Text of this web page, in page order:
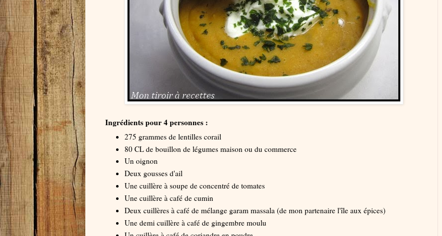
Ingrédients pour 4 personnes :
275 grammes de lentilles corail
80 CL de bouillon de légumes maison ou du commerce
Un oignon
Deux gousses d'ail
Une cuillère à soupe de concentré de tomates
Une cuillère à café de cumin
Deux cuillères à café de mélange garam massala (de mon partenaire l'île aux épices)
Une demi cuillère à café de gingembre moulu